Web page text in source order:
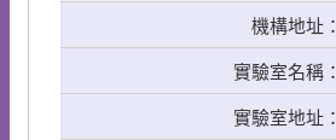
機構地址：
實驗室名稱：
實驗室地址：